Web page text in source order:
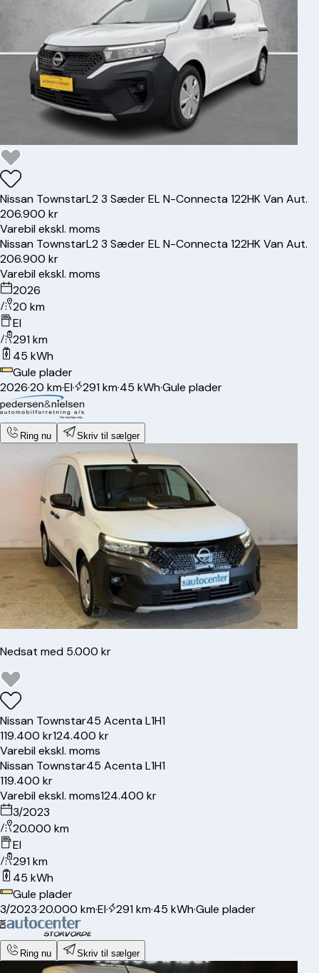
Nissan TownstarL2 3 Sæder EL N-Connecta 122HK Van Aut.
206.900 kr
Varebil ekskl. moms
Nissan TownstarL2 3 Sæder EL N-Connecta 122HK Van Aut.
206.900 kr
Varebil ekskl. moms
2026
20 km
El
291 km
45 kWh
Gule plader
2026·20 km·El· 291 km·45 kWh·Gule plader
Ring nu Skriv til sælger
Nedsat med 5.000 kr
Nissan Townstar45 Acenta L1H1
119.400 kr124.400 kr
Varebil ekskl. moms
Nissan Townstar45 Acenta L1H1
119.400 kr
Varebil ekskl. moms124.400 kr
3/2023
20.000 km
El
291 km
45 kWh
Gule plader
3/2023·20.000 km·El· 291 km·45 kWh·Gule plader
Ring nu Skriv til sælger